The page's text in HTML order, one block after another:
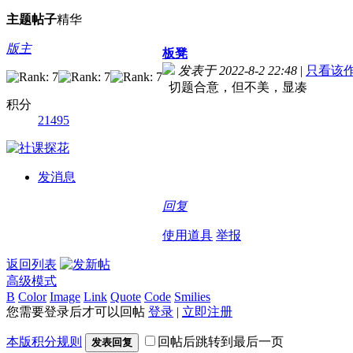
主题帖子精华
版主
积分
21495
发消息
板凳
发表于 2022-8-2 22:48 | 只看该
切题合意，但不美，显凑
回复
使用道具 举报
返回列表
高级模式
B Color Image Link Quote Code Smilies
您需要登录后才可以回帖 登录 | 立即注册
本版积分规则 发表回复 回帖后跳转到最后一页